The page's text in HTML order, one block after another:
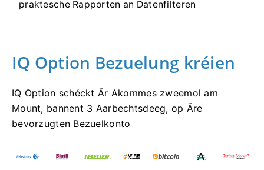
praktesche Rapporten an Datenfilteren
IQ Option Bezuelung kréien
IQ Option schéckt Är Akommes zweemol am
Mount, bannent 3 Aarbechtsdeeg, op Äre
bevorzugten Bezuelkonto